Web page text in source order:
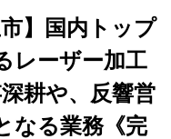
市】国内トップ
レーザー加工
耕や、反響営
なる業務《完